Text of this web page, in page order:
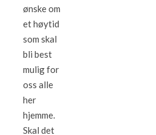
ønske om
et høytid
som skal
bli best
mulig for
oss alle
her
hjemme.
Skal det